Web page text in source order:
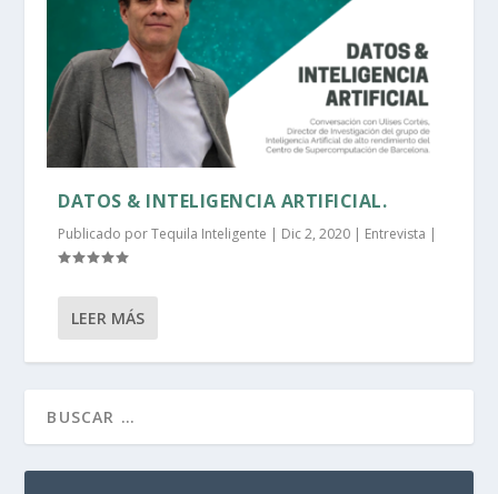
DATOS & INTELIGENCIA ARTIFICIAL.
Publicado porTequila Inteligente | Dic 2, 2020 | Entrevista |
LEER MÁS